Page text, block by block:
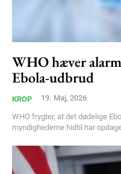
WHO hæver
Ebola-udbrud
KROP 19. Maj, 2026
WHO frygter, at det dødelige
myndighederne hidtil har